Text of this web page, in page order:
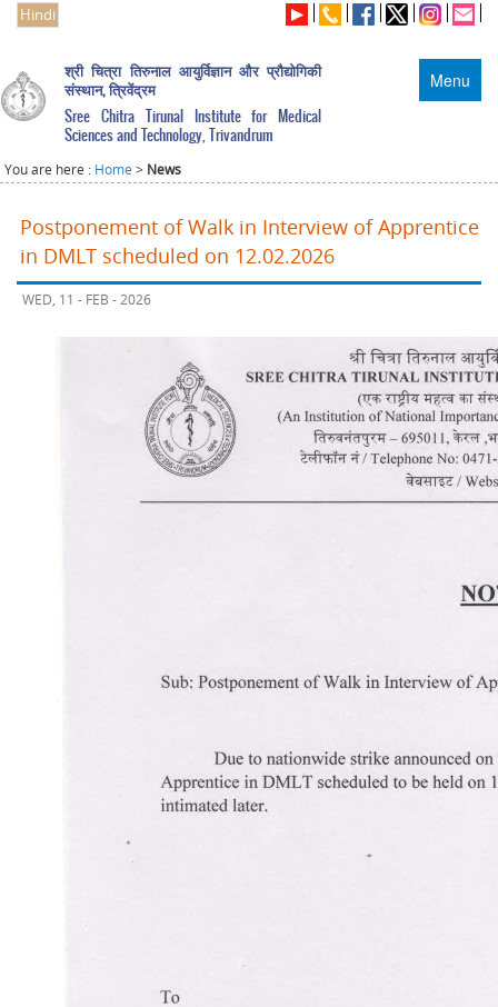
Hindi
Menu
श्री चित्रा तिरुनाल आयुर्विज्ञान और प्रौद्योगिकी
संस्थान, त्रिवेंद्रम
Sree Chitra Tirunal Institute for Medical
Sciences and Technology, Trivandrum
You are here : Home > News
Postponement of Walk in Interview of Apprentice
in DMLT scheduled on 12.02.2026
WED, 11 - FEB - 2026